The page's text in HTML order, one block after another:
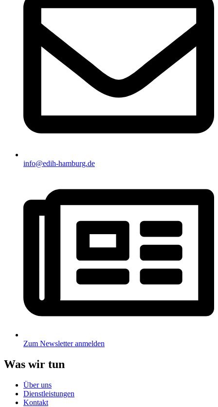
info@edih-hamburg.de
Zum Newsletter anmelden
Was wir tun
Über uns
Dienstleistungen
Kontakt